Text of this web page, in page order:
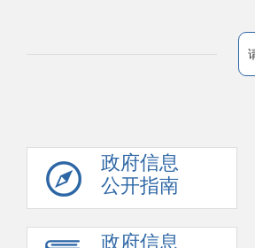
政府信息
公开指南
政府信息